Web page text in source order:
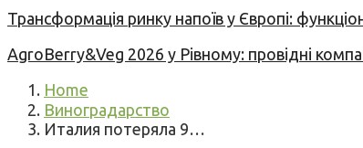
Трансформація ринку напоїв у Європі:
AgroBerry&Veg 2026 у Рівному: провідні
Home
Виноградарство
Италия потеряла 9…